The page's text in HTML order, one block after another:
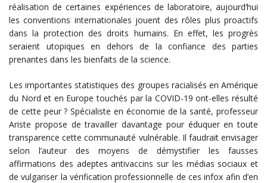
réalisation de certaines expériences de laboratoire, aujourd’hui
les conventions internationales jouent des rôles plus proactifs
dans la protection des droits humains. En effet, les progrès
seraient utopiques en dehors de la confiance des parties
prenantes dans les bienfaits de la science.
Les importantes statistiques des groupes racialisés en Amérique
du Nord et en Europe touchés par la COVID-19 ont-elles résulté
de cette peur ? Spécialiste en économie de la santé, professeur
Ariste propose de travailler davantage pour éduquer en toute
transparence cette communauté vulnérable. Il faudrait envisager
selon l’auteur des moyens de démystifier les fausses
affirmations des adeptes antivaccins sur les médias sociaux et
de vulgariser la vérification professionnelle de ces infox afin d’en